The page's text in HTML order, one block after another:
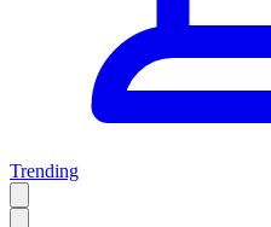
Trending